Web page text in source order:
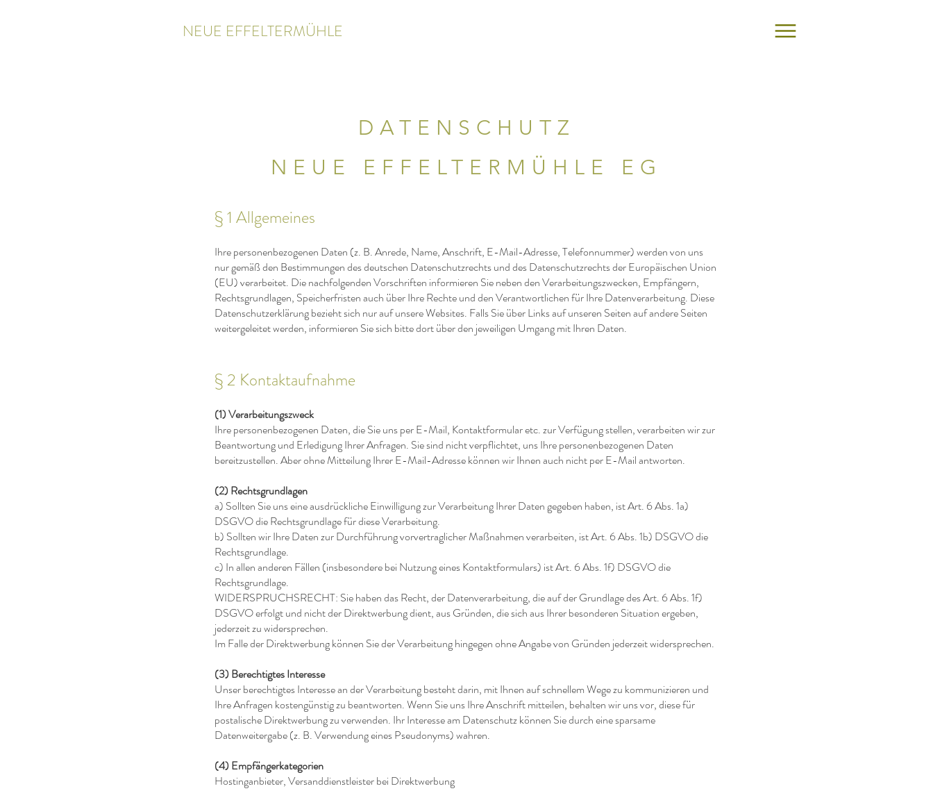
NEUE EFFELTERMÜHLE
DATENSCHUTZ
NEUE EFFELTERMÜHLE EG
§ 1 Allgemeines
Ihre personenbezogenen Daten (z. B. Anrede, Name, Anschrift, E-Mail-Adresse, Telefonnummer) werden von uns
nur gemäß den Bestimmungen des deutschen Datenschutzrechts und des Datenschutzrechts der Europäischen Union
(EU) verarbeitet. Die nachfolgenden Vorschriften informieren Sie neben den Verarbeitungszwecken, Empfängern,
Rechtsgrundlagen, Speicherfristen auch über Ihre Rechte und den Verantwortlichen für Ihre Datenverarbeitung. Diese
Datenschutzerklärung bezieht sich nur auf unsere Websites. Falls Sie über Links auf unseren Seiten auf andere Seiten
weitergeleitet werden, informieren Sie sich bitte dort über den jeweiligen Umgang mit Ihren Daten.
§ 2 Kontaktaufnahme
(1) Verarbeitungszweck
Ihre personenbezogenen Daten, die Sie uns per E-Mail, Kontaktformular etc. zur Verfügung stellen, verarbeiten wir zur
Beantwortung und Erledigung Ihrer Anfragen. Sie sind nicht verpflichtet, uns Ihre personenbezogenen Daten
bereitzustellen. Aber ohne Mitteilung Ihrer E-Mail-Adresse können wir Ihnen auch nicht per E-Mail antworten.
(2) Rechtsgrundlagen
a) Sollten Sie uns eine ausdrückliche Einwilligung zur Verarbeitung Ihrer Daten gegeben haben, ist Art. 6 Abs. 1a)
DSGVO die Rechtsgrundlage für diese Verarbeitung.
b) Sollten wir Ihre Daten zur Durchführung vorvertraglicher Maßnahmen verarbeiten, ist Art. 6 Abs. 1b) DSGVO die
Rechtsgrundlage.
c) In allen anderen Fällen (insbesondere bei Nutzung eines Kontaktformulars) ist Art. 6 Abs. 1f) DSGVO die
Rechtsgrundlage.
WIDERSPRUCHSRECHT: Sie haben das Recht, der Datenverarbeitung, die auf der Grundlage des Art. 6 Abs. 1f)
DSGVO erfolgt und nicht der Direktwerbung dient, aus Gründen, die sich aus Ihrer besonderen Situation ergeben,
jederzeit zu widersprechen.
Im Falle der Direktwerbung können Sie der Verarbeitung hingegen ohne Angabe von Gründen jederzeit widersprechen.
(3) Berechtigtes Interesse
Unser berechtigtes Interesse an der Verarbeitung besteht darin, mit Ihnen auf schnellem Wege zu kommunizieren und
Ihre Anfragen kostengünstig zu beantworten. Wenn Sie uns Ihre Anschrift mitteilen, behalten wir uns vor, diese für
postalische Direktwerbung zu verwenden. Ihr Interesse am Datenschutz können Sie durch eine sparsame
Datenweitergabe (z. B. Verwendung eines Pseudonyms) wahren.
(4) Empfängerkategorien
Hostinganbieter, Versanddienstleister bei Direktwerbung